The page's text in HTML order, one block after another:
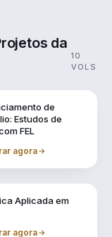
da
10
VOLS
de
Estudos de
FEL
agora
Aplicada em
agora